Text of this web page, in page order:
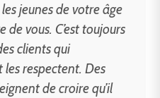
jeunes de votre âge
vous. C’est toujours
clients qui
les respectent. Des
de croire qu’il